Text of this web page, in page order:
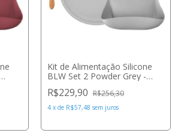
Kit de Alimentação Silicone
BLW Set 2 Powder Grey -
R$229,90 R$256,30
4 x de R$57,48 sem juros